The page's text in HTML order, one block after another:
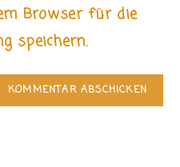
Browser für die
speichern.